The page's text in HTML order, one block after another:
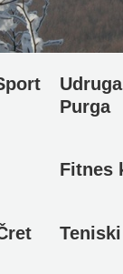
Purga
Fitnes